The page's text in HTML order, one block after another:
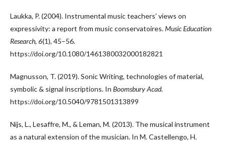
Laukka, P. (2004). Instrumental music teachers’ views on
expressivity: a report from music conservatoires.Music Education
Research, 6(1), 45–56.
https://doi.org/10.1080/1461380032000182821
Magnusson, T. (2019). Sonic Writing, technologies of material,
symbolic & signal inscriptions. In Boomsbury Acad.
https://doi.org/10.5040/9781501313899
Nijs, L., Lesaffre, M., & Leman, M. (2013). The musical instrument
as a natural extension of the musician. In M. Castellengo, H.